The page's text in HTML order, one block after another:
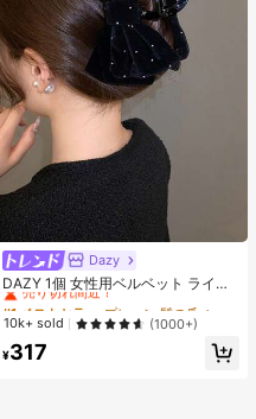
Dazy
DAZY 1個 女性用ベルベット ライン
ストーン 大きなダブルリボン ヘアク
ロウクリップ、エレガントでかわい
いファッション、学校、パーティ
ー、バレエ、デイリーウェアに最適
なヘアアクセサリー、エレガントな
#1 ベストセラー プレーン 髪の爪
売り切れ間近！
#1 ベストセラー プレーン 髪の爪
売り切れ間近！
#1 ベストセラー プレーン 髪の爪
売り切れ間近！
#1 ベストセラー
売り切れ間近！
10k+ sold (1000+)
¥317